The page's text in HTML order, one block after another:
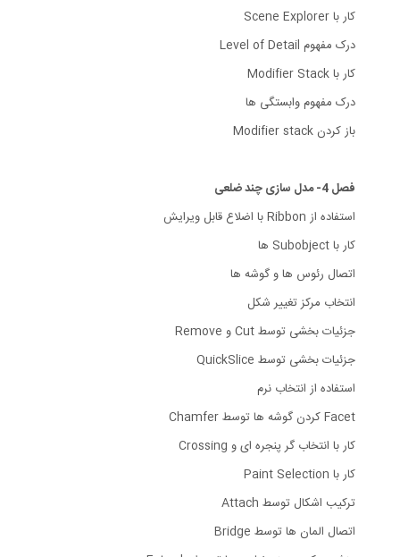
کار با Scene Explorer
درک مفهوم Level of Detail
کار با Modifier Stack
درک مفهوم وابستگی ها
باز کردن Modifier stack
فصل 4- مدل سازی چند ضلعی
استفاده از Ribbon با اضلاع قابل ویرایش
کار با Subobject ها
اتصال رئوس ها و گوشه ها
انتخاب مرکز تغییر شکل
جزئیات بخشی توسط Cut و Remove
جزئیات بخشی توسط QuickSlice
استفاده از انتخاب نرم
Facet کردن گوشه ها توسط Chamfer
کار با انتخاب گر پنجره ای و Crossing
کار با Paint Selection
ترکیب اشکال توسط Attach
اتصال المان ها توسط Bridge